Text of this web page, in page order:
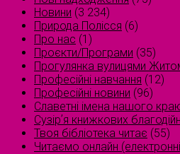
Новини (3 234)
Природа Полісся (6)
Про нас (1)
Проєкти/Програми (35)
Прогулянка вулицями
Професійні навчання (12)
Професійні новини (96)
Славетні імена нашого
Сузірʼя книжкових
Твоя бібліотека читає (55)
Читаємо онлайн